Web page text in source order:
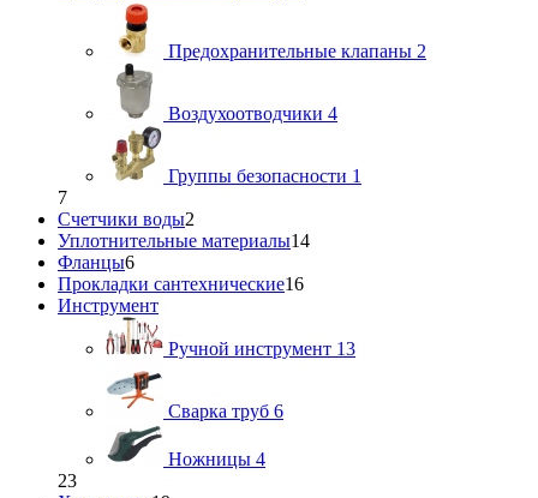
Предохранительные клапаны 2
Воздухоотводчики 4
Группы безопасности 1
7
Счетчики воды2
Уплотнительные материалы14
Фланцы6
Прокладки сантехнические16
Инструмент
Ручной инструмент 13
Сварка труб 6
Ножницы 4
23